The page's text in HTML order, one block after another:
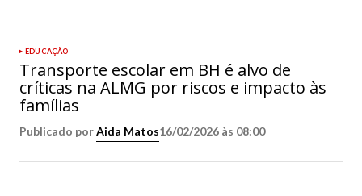
EDUCAÇÃO
Transporte escolar em BH é alvo de
críticas na ALMG por riscos e impacto às
famílias
Publicado porAida Matos16/02/2026 às 08:00